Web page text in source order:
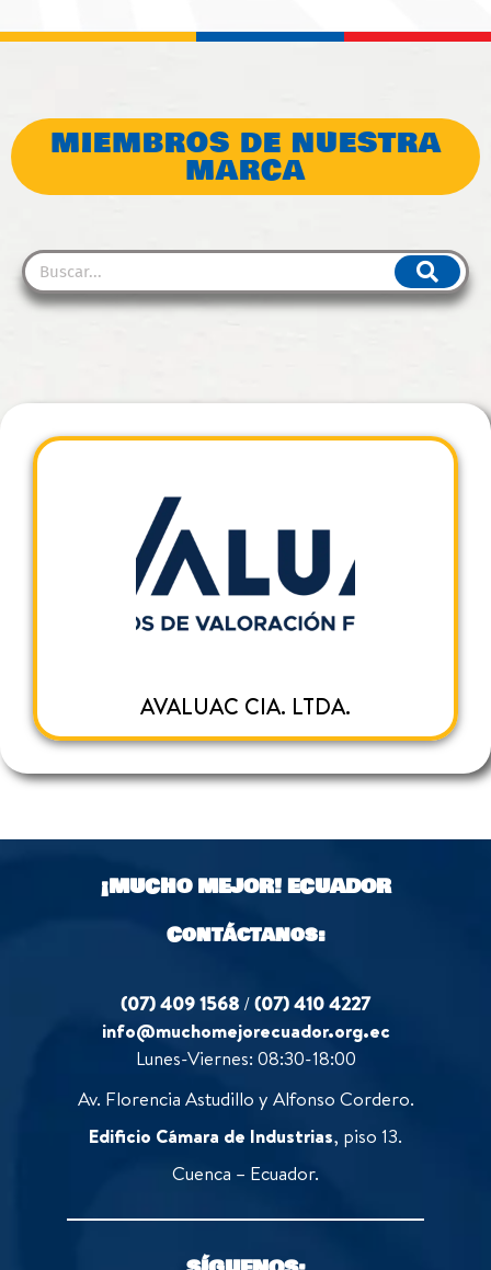
MIEMBROS DE NUESTRA
MARCA
AVALUAC CIA. LTDA.
¡MUCHO MEJOR!ECUADOR
Contáctanos:
(07) 409 1568 /(07) 410 4227
info@muchomejorecuador.org.ec
Lunes-Viernes: 08:30-18:00
Av. Florencia Astudillo y Alfonso Cordero.
Edificio Cámara de Industrias, piso 13.
Cuenca – Ecuador.